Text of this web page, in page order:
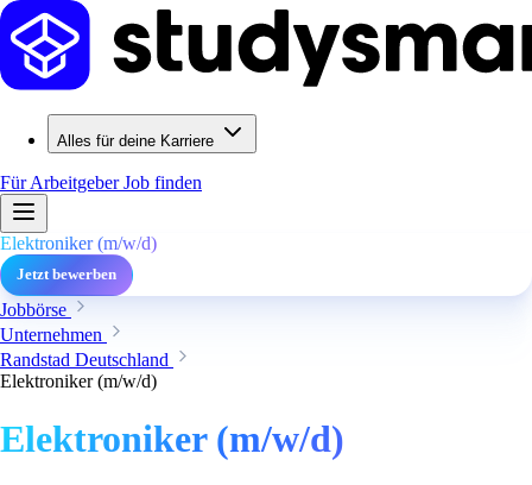
Alles für deine Karriere
Für ArbeitgeberJob finden
Elektroniker (m/w/d)
Jetzt bewerben
Jobbörse
Unternehmen
Randstad Deutschland
Elektroniker (m/w/d)
Elektroniker (m/w/d)